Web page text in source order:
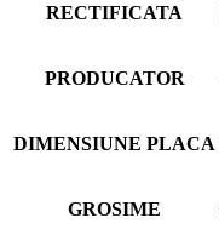
RECTIFICATA
PRODUCATOR
DIMENSIUNE PLACA
GROSIME